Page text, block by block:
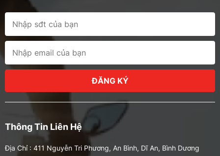
ĐĂNG KÝ
Thông Tin Liên Hệ
Địa Chỉ : 411 Nguyễn Tri Phương, An Bình, Dĩ An, Bình Dương